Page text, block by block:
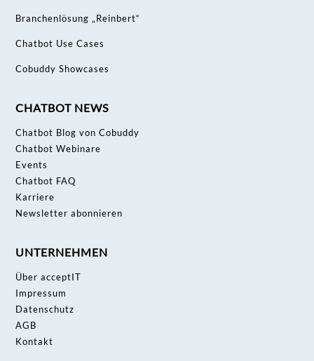
Branchenlösung „Reinbert“
Chatbot Use Cases
Cobuddy Showcases
CHATBOT NEWS
Chatbot Blog von Cobuddy
Chatbot Webinare
Events
Chatbot FAQ
Karriere
Newsletter abonnieren
UNTERNEHMEN
Über acceptIT
Impressum
Datenschutz
AGB
Kontakt